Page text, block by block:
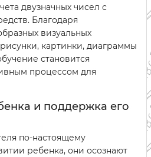
двузначных чисел с
Благодаря
визуальных
картинки, диаграммы
становится
процессом для
и поддержка его
по-настоящему
ребенка, они осознают